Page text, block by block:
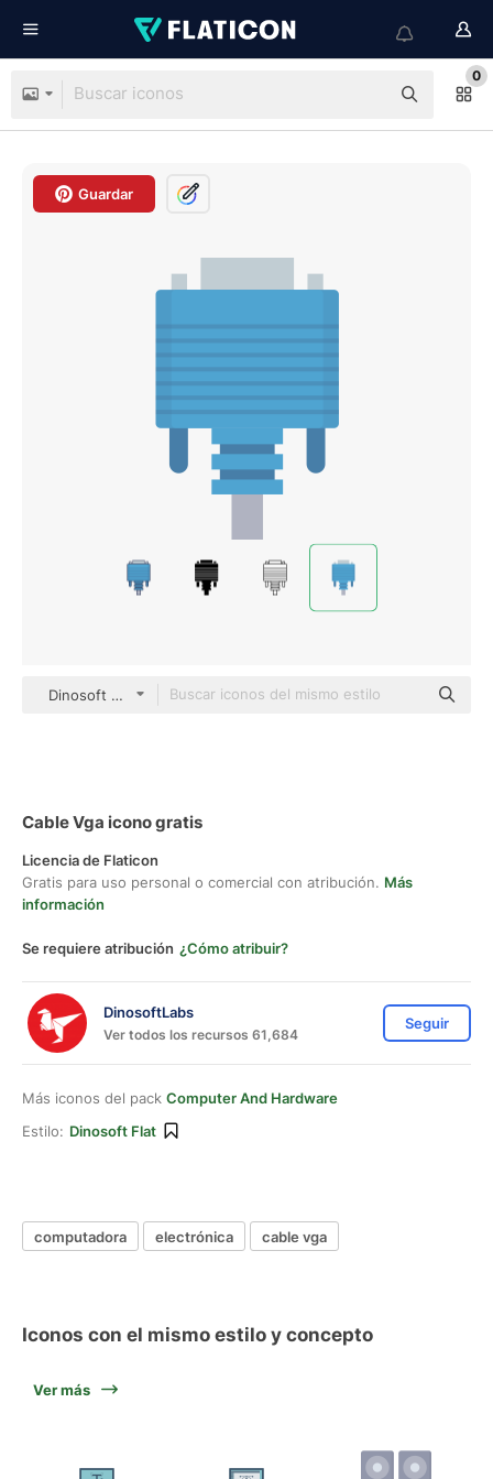
0
Guardar
Dinosoft Flat
Cable Vga icono gratis
Licencia de Flaticon
Gratis para uso personal o comercial con atribución. Más
información
Se requiere atribución ¿Cómo atribuir?
DinosoftLabs
Ver todos los recursos 61,684
Seguir
Más iconos del pack Computer And Hardware
Estilo: Dinosoft Flat
computadora electrónica cable vga
Iconos con el mismo estilo y concepto
Ver más